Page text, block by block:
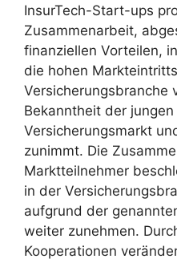
InsurTech-Start-ups
Zusammenarbeit,
finanziellen Vorteilen,
die hohen
Versicherungsbranche
Bekanntheit der
Versicherungsmarkt
zunimmt. Die
Marktteilnehmer
in der
aufgrund der
weiter zunehmen.
Kooperationen